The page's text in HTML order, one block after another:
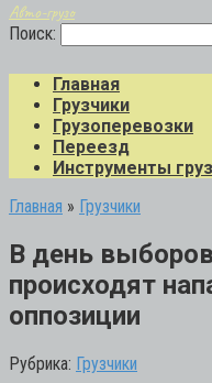
Авто-грузо
Поиск:
Главная
Грузчики
Грузоперевозки
Переезд
Инструменты
Главная » Грузчики
В день
происходят
оппозиции
Рубрика: Грузчики